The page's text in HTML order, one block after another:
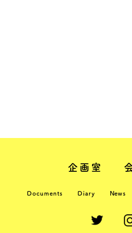
企画室
Documents Diary News